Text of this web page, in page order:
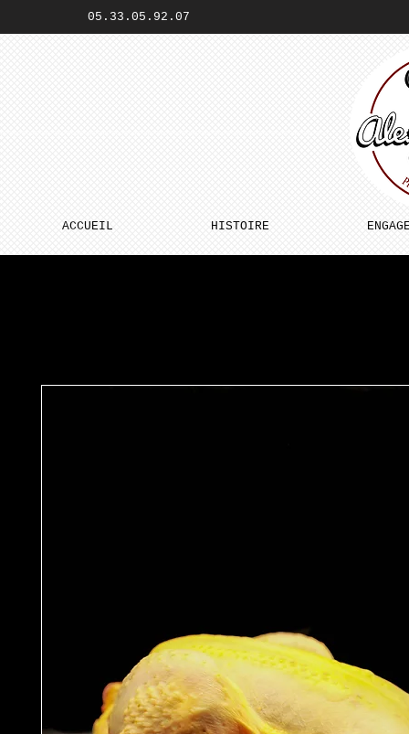
05.33.05.92.07
ACCUEIL HISTOIRE